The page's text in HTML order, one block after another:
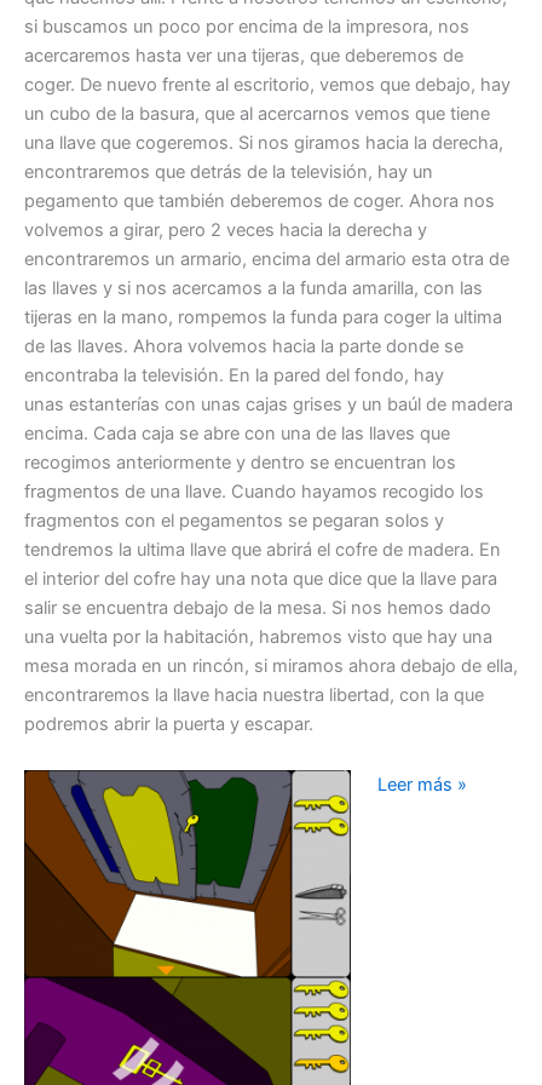
si buscamos un poco por encima de la impresora, nos
acercaremos hasta ver una tijeras, que deberemos de
coger. De nuevo frente al escritorio, vemos que debajo, hay
un cubo de la basura, que al acercarnos vemos que tiene
una llave que cogeremos. Si nos giramos hacia la derecha,
encontraremos que detrás de la televisión, hay un
pegamento que también deberemos de coger. Ahora nos
volvemos a girar, pero 2 veces hacia la derecha y
encontraremos un armario, encima del armario esta otra de
las llaves y si nos acercamos a la funda amarilla, con las
tijeras en la mano, rompemos la funda para coger la ultima
de las llaves. Ahora volvemos hacia la parte donde se
encontraba la televisión. En la pared del fondo, hay
unas estanterías con unas cajas grises y un baúl de madera
encima. Cada caja se abre con una de las llaves que
recogimos anteriormente y dentro se encuentran los
fragmentos de una llave. Cuando hayamos recogido los
fragmentos con el pegamentos se pegaran solos y
tendremos la ultima llave que abrirá el cofre de madera. En
el interior del cofre hay una nota que dice que la llave para
salir se encuentra debajo de la mesa. Si nos hemos dado
una vuelta por la habitación, habremos visto que hay una
mesa morada en un rincón, si miramos ahora debajo de ella,
encontraremos la llave hacia nuestra libertad, con la que
podremos abrir la puerta y escapar.
Noob’s
Leer más »